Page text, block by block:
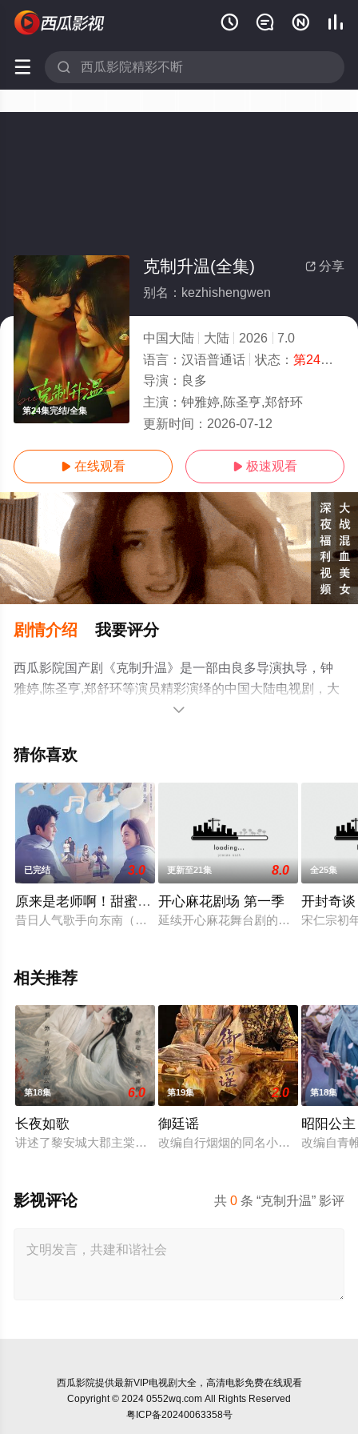
   
 
第24集完结/全集
 分享
克制升温(全集)
别名：kezhishengwen
中国大陆 大陆 2026
7.0
语言： 汉语普通话 状态： 第24集完结
导演： 良多
主演： 钟雅婷,陈圣亨,郑舒环
更新时间： 2026-07-12
 在线观看  极速观看
剧情介绍 我要评分
西瓜影院国产剧《克制升温》是一部由良多导演执导，钟
雅婷,陈圣亨,郑舒环等演员精彩演绎的中国大陆电视剧，大
结局剧情已揭晓（第24集完结），手机免费观看高清未删
至豆瓣电视剧、电视猫或剧情网等平台了解。

猜你喜欢
已完结 3.0
原来是老师啊！甜蜜精华版
昔日人气歌手向东南（陈学冬 饰）一朝落魄，潦倒之际接到真
更新至21集 8.0
开心麻花剧场 第一季
延续开心麻花舞台剧的爆笑喜剧风格
全25集
开封奇谈
宋仁宗初
相关推荐
第18集 6.0
长夜如歌
讲述了黎安城大郡主棠溪槿与烈云峥之间曲折动人的情感，以及
第19集 2.0
御廷谣
改编自行烟烟的同名小说。孟廷辉，
第18集
昭阳公主
改编自青
共0 条 “克制升温” 影评
影视评论
西瓜影院提供最新VIP电视剧大全，高清电影免费在线观看
Copyright © 2024 0552wq.com All Rights Reserved
粤ICP备20240063358号